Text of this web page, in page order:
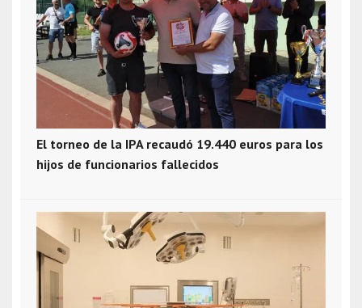
El torneo de la IPA recaudó 19.440 euros para los
hijos de funcionarios fallecidos